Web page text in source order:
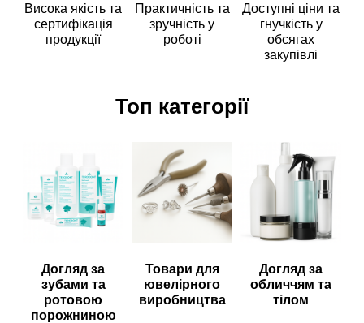
Висока якість та
сертифікація
продукції
Практичність та
зручність у
роботі
Доступні ціни та
гнучкість у
обсягах
закупівлі
Топ категорії
Догляд за
зубами та
ротовою
порожниною
Товари для
ювелірного
виробництва
Догляд за
обличчям та
тілом